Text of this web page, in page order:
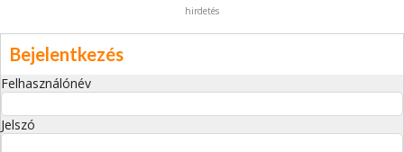
hirdetés
Bejelentkezés
Felhasználónév
Jelszó